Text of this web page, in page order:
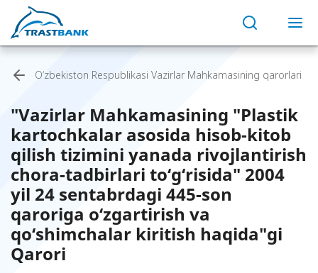
O‘zbekiston Respublikasi Vazirlar Mahkamasining qarorlari
"Vazirlar Mahkamasining "Plastik
kartochkalar asosida hisob-kitob
qilish tizimini yanada rivojlantirish
chora-tadbirlari to‘g‘risida" 2004
yil 24 sentabrdagi 445-son
qaroriga o‘zgartirish va
qo‘shimchalar kiritish haqida"gi
Qarori